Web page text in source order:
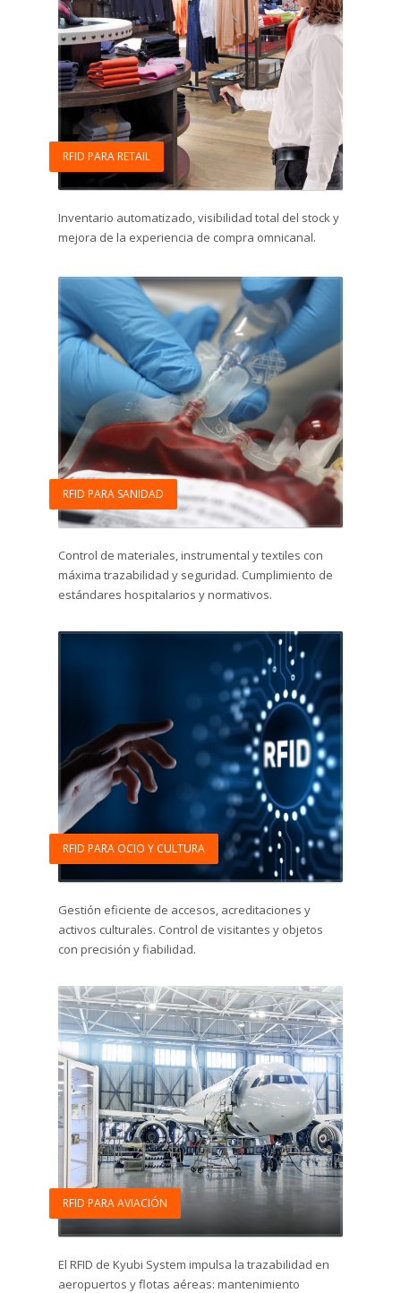
RFID PARA RETAIL
Inventario automatizado, visibilidad total del stock y
mejora de la experiencia de compra omnicanal.
RFID PARA SANIDAD
Control de materiales, instrumental y textiles con
máxima trazabilidad y seguridad. Cumplimiento de
estándares hospitalarios y normativos.
RFID PARA OCIO Y CULTURA
Gestión eficiente de accesos, acreditaciones y
activos culturales. Control de visitantes y objetos
con precisión y fiabilidad.
RFID PARA AVIACIÓN
El RFID de Kyubi System impulsa la trazabilidad en
aeropuertos y flotas aéreas: mantenimiento